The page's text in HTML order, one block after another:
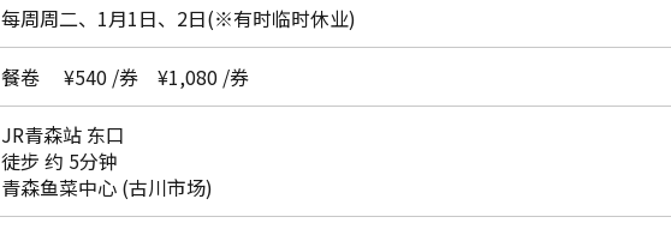
每周周二、1月1日、2日(※有时临时休业)
餐卷 ¥540 /券 ¥1,080 /券
JR青森站 东口
徒步 约 5分钟
青森鱼菜中心 (古川市场)